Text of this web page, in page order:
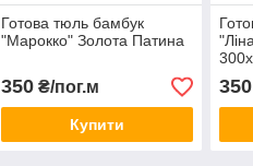
Готова тюль бамбук
"Марокко" Золота Патина
350₴/пог.м
Купити
350